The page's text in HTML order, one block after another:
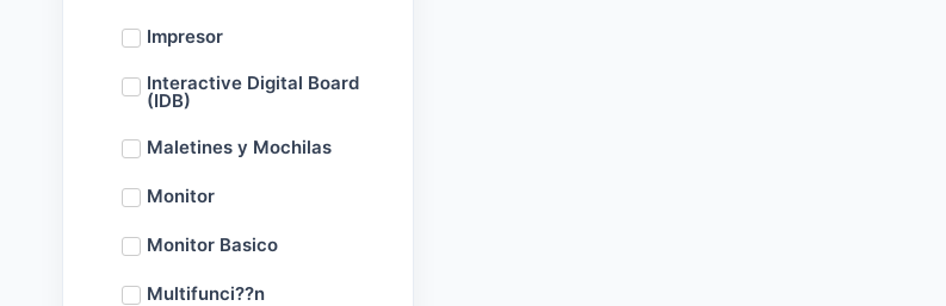
Impresor
Interactive Digital Board
(IDB)
Maletines y Mochilas
Monitor
Monitor Basico
Multifunci??n